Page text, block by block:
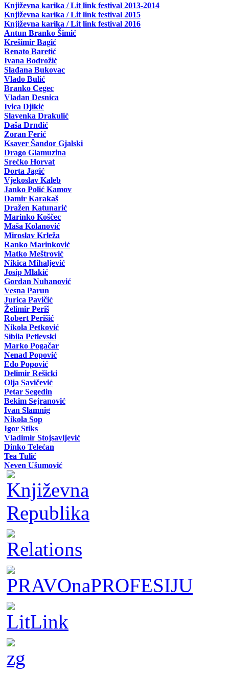
Književna karika / Lit link festival 2013-2014
Književna karika / Lit link festival 2015
Književna karika / Lit link festival 2016
Antun Branko Šimić
Krešimir Bagić
Renato Baretić
Ivana Bodrožić
Slađana Bukovac
Vlado Bulić
Branko Cegec
Vladan Desnica
Ivica Djikić
Slavenka Drakulić
Daša Drndić
Zoran Ferić
Ksaver Šandor Gjalski
Drago Glamuzina
Srećko Horvat
Dorta Jagić
Vjekoslav Kaleb
Janko Polić Kamov
Damir Karakaš
Dražen Katunarić
Marinko Koščec
Maša Kolanović
Miroslav Krleža
Ranko Marinković
Matko Meštrović
Nikica Mihaljević
Josip Mlakić
Gordan Nuhanović
Vesna Parun
Jurica Pavičić
Želimir Periš
Robert Perišić
Nikola Petković
Sibila Petlevski
Marko Pogačar
Nenad Popović
Edo Popović
Delimir Rešicki
Olja Savičević
Petar Segedin
Bekim Sejranović
Ivan Slamnig
Nikola Sop
Igor Stiks
Vladimir Stojsavljević
Dinko Telećan
Tea Tulić
Neven Ušumović